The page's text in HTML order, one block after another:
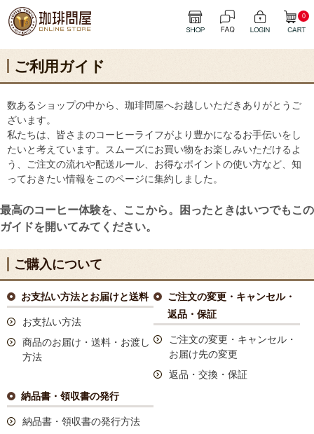
0
ご利用ガイド
数あるショップの中から、珈琲問屋へお越しいただきありがとうご
ざいます。
私たちは、皆さまのコーヒーライフがより豊かになるお手伝いをし
たいと考えています。スムーズにお買い物をお楽しみいただけるよ
う、ご注文の流れや配送ルール、お得なポイントの使い方など、知
っておきたい情報をこのページに集約しました。
最高のコーヒー体験を、ここから。困ったときはいつでもこの
ガイドを開いてみてください。
ご購入について
お支払い方法とお届けと送料
お支払い方法
商品のお届け・送料・お渡し
方法
ご注文の変更・キャンセル・
返品・保証
ご注文の変更・キャンセル・
お届け先の変更
返品・交換・保証
納品書・領収書の発行
納品書・領収書の発行方法